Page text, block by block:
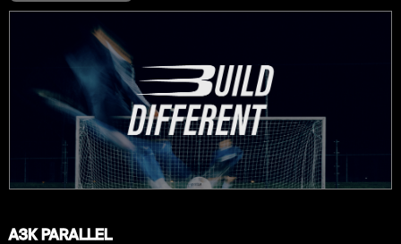
АЗК PARALLEL